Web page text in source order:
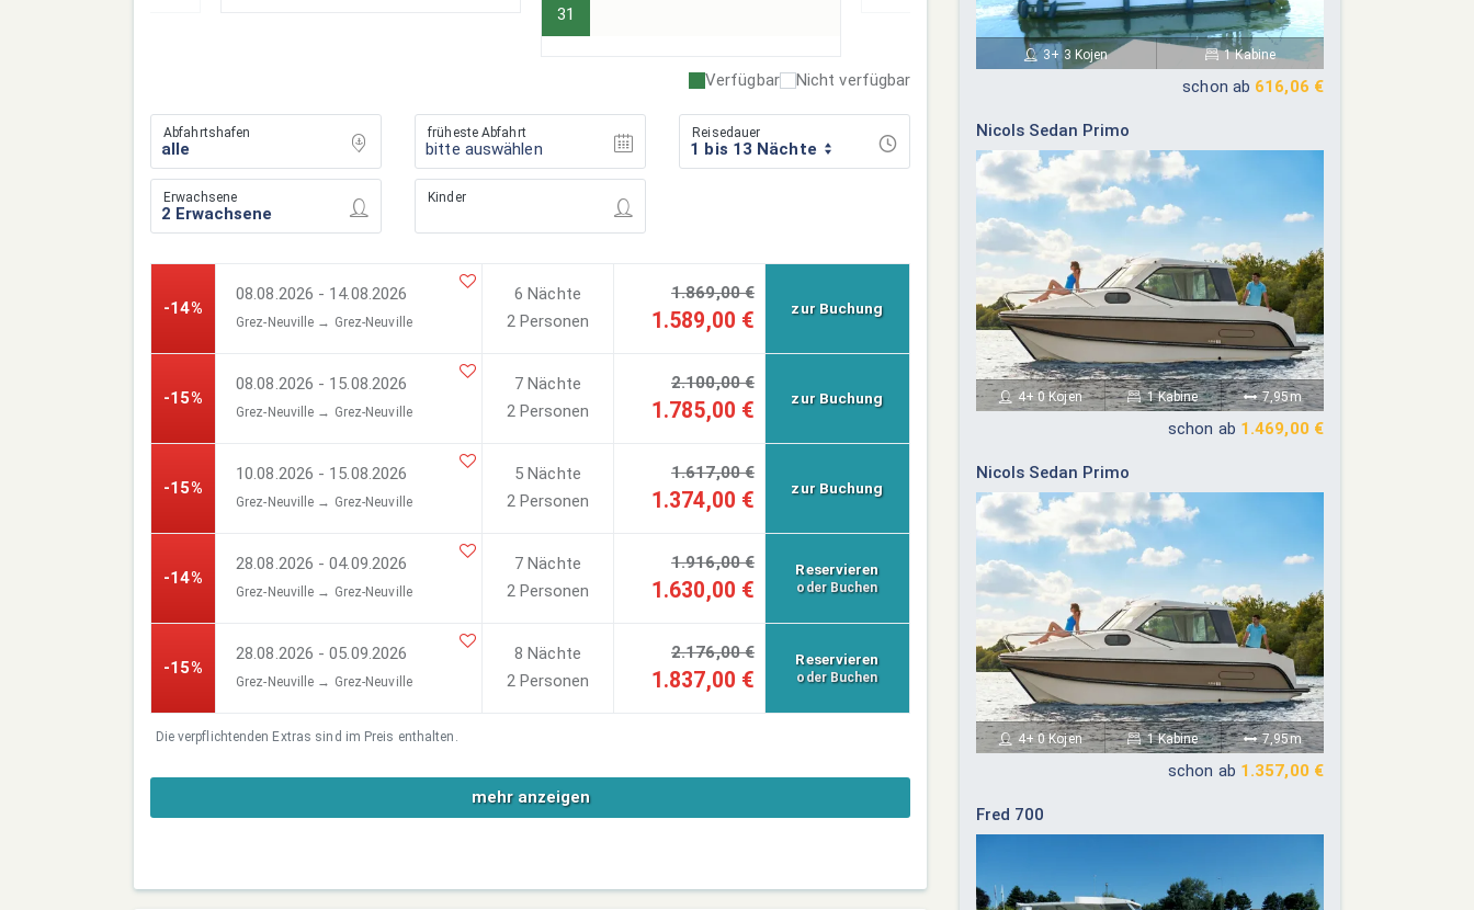
31
Verfügbar Nicht verfügbar
Abfahrtshafen früheste Abfahrt
bitte auswählen
Reisedauer
1 bis 13 Nächte
Erwachsene Kinder
-14%
08.08.2026 - 14.08.2026
Grez-Neuville → Grez-Neuville
6 Nächte
2 Personen
1.869,00 €
1.589,00 € zur Buchung
-15%
08.08.2026 - 15.08.2026
Grez-Neuville → Grez-Neuville
7 Nächte
2 Personen
2.100,00 €
1.785,00 € zur Buchung
-15%
10.08.2026 - 15.08.2026
Grez-Neuville → Grez-Neuville
5 Nächte
2 Personen
1.617,00 €
1.374,00 € zur Buchung
-14%
28.08.2026 - 04.09.2026
Grez-Neuville → Grez-Neuville
7 Nächte
2 Personen
1.916,00 €
1.630,00 €
Reservieren
oder Buchen
-15%
28.08.2026 - 05.09.2026
Grez-Neuville → Grez-Neuville
8 Nächte
2 Personen
2.176,00 €
1.837,00 €
Reservieren
oder Buchen
Die verpflichtenden Extras sind im Preis enthalten.
mehr anzeigen
3+ 3 Kojen 1 Kabine
schon ab 616,06 €
Nicols Sedan Primo
4+ 0 Kojen 1 Kabine 7,95m
schon ab 1.469,00 €
Nicols Sedan Primo
4+ 0 Kojen 1 Kabine 7,95m
schon ab 1.357,00 €
Fred 700